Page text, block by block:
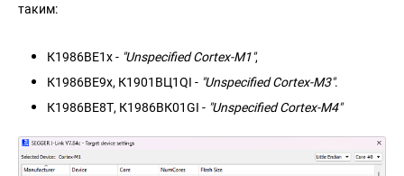
таким:
К1986ВЕ1x - "Unspecified Cortex-M1",
К1986ВЕ9x, К1901ВЦ1QI - "Unspecified Cortex-M3".
К1986ВЕ8Т, К1986ВК01GI - "Unspecified Cortex-M4"